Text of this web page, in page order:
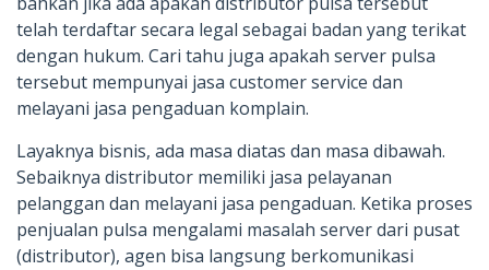
telah terdaftar secara legal sebagai badan yang terikat
dengan hukum. Cari tahu juga apakah server pulsa
tersebut mempunyai jasa customer service dan
melayani jasa pengaduan komplain.
Layaknya bisnis, ada masa diatas dan masa dibawah.
Sebaiknya distributor memiliki jasa pelayanan
pelanggan dan melayani jasa pengaduan. Ketika proses
penjualan pulsa mengalami masalah server dari pusat
(distributor), agen bisa langsung berkomunikasi